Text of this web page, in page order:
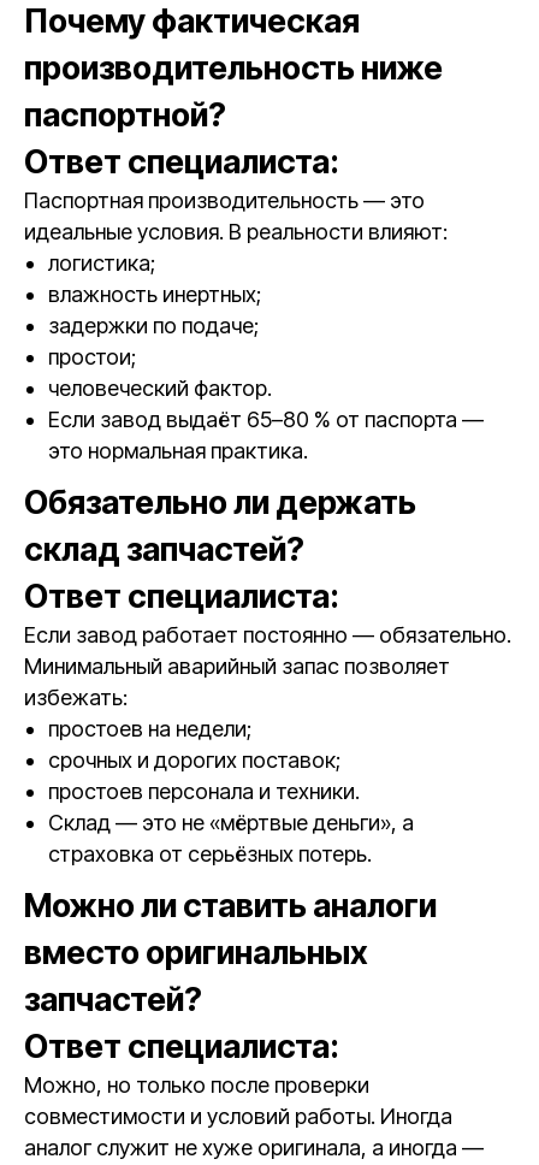
Почему фактическая
производительность ниже
паспортной?
Ответ специалиста:
Паспортная производительность — это
идеальные условия. В реальности влияют:
логистика;
влажность инертных;
задержки по подаче;
простои;
человеческий фактор.
Если завод выдаёт 65–80 % от паспорта —
это нормальная практика.
Обязательно ли держать
склад запчастей?
Ответ специалиста:
Если завод работает постоянно — обязательно.
Минимальный аварийный запас позволяет
избежать:
простоев на недели;
срочных и дорогих поставок;
простоев персонала и техники.
Склад — это не «мёртвые деньги», а
страховка от серьёзных потерь.
Можно ли ставить аналоги
вместо оригинальных
запчастей?
Ответ специалиста:
Можно, но только после проверки
совместимости и условий работы. Иногда
аналог служит не хуже оригинала, а иногда —